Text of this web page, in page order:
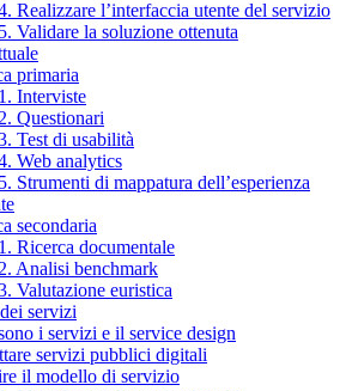
Realizzare l’interfaccia utente del servizio
Validare la soluzione ottenuta
primaria
Interviste
Questionari
Test di usabilità
Web analytics
Strumenti di mappatura dell’esperienza
secondaria
Ricerca documentale
Analisi benchmark
Valutazione euristica
servizi
i servizi e il service design
servizi pubblici digitali
il modello di servizio